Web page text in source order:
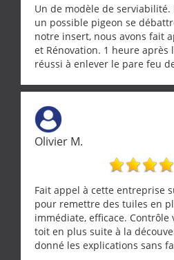
Un de modèle de serviabilité.
un possible pigeon se
notre insert, nous avons fait
et Rénovation. 1 heure après
réussi à enlever le pare feu
tourterelle et s’est ensuite
l’oiseau jusqu’à ce qu’il
puisse s’envoler. Après quoi il
ramonage de notre insert
grande propreté, nous
nombreux conseils
entrepreneur comme on
Encore un grand merci à lui.
Olivier M.
Fait appel à cette entreprise
pour remettre des tuiles en
immédiate, efficace.
toit en plus suite à la
donné les explications sans